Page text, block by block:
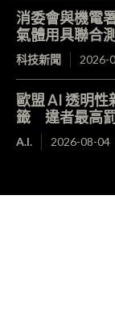
消委會與機電
氣體用具聯合
科技新聞 2026-
歐盟 AI 透明
籤 違者最高
A.I. 2026-08-04